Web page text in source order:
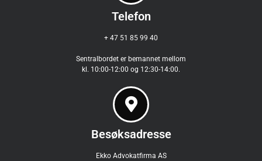
Telefon
+ 47 51 85 99 40
Sentralbordet er bemannet mellom
kl. 10:00-12:00 og 12:30-14:00.
Besøksadresse
Ekko Advokatfirma AS